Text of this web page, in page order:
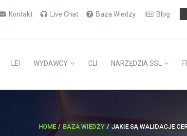
Kontakt Live Chat Baza Wiedzy Blog
LEI WYDAWCY CLI NARZĘDZIA SSL
HOME BAZA WIEDZY JAKIE SĄ WALIDACJE